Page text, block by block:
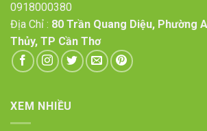
0918000380
Địa Chỉ : 80 Trần Quang Diệu, Phường
Thủy, TP Cần Thơ
XEM NHIỀU